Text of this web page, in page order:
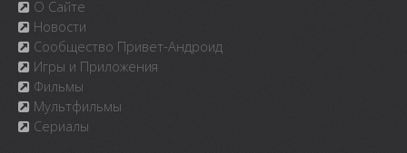
О Сайте
Новости
Сообщество Привет-Андроид
Игры и Приложения
Фильмы
Мультфильмы
Сериалы